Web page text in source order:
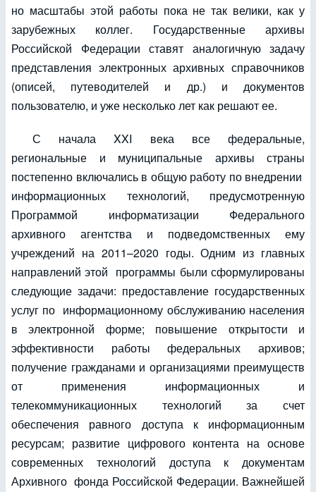
но масштабы этой работы пока не так велики, как у
зарубежных коллег. Государственные архивы
Российской Федерации ставят аналогичную задачу
представления электронных архивных справочников
(описей, путеводителей и др.) и документов
пользователю, и уже несколько лет как решают ее.
С начала XXI века все федеральные,
региональные и муниципальные архивы страны
постепенно включались в общую работу по внедрении
информационных технологий, предусмотренную
Программой информатизации Федерального
архивного агентства и подведомственных ему
учреждений на 2011–2020 годы. Одним из главных
направлений этой программы были сформулированы
следующие задачи: предоставление государственных
услуг по информационному обслуживанию населения
в электронной форме; повышение открытости и
эффективности работы федеральных архивов;
получение гражданами и организациями преимуществ
от применения информационных и
телекоммуникационных технологий за счет
обеспечения равного доступа к информационным
ресурсам; развитие цифрового контента на основе
современных технологий доступа к документам
Архивного фонда Российской Федерации. Важнейшей